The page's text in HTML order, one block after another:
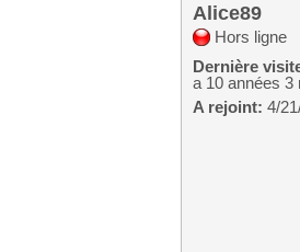
Alice89
Hors ligne
Dernière
a 10 années 3
A rejoint: 4/